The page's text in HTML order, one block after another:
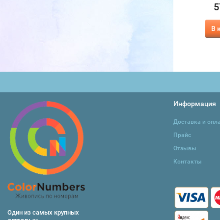
В
Один из самых крупных
Информация
Доставка и
Прайс
Отзывы
Контакты